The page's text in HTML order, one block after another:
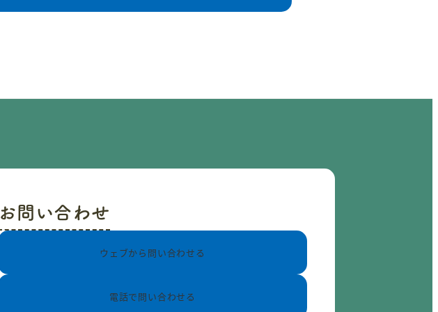
お問い合わせ
ウェブから問い合わせる
電話で問い合わせる